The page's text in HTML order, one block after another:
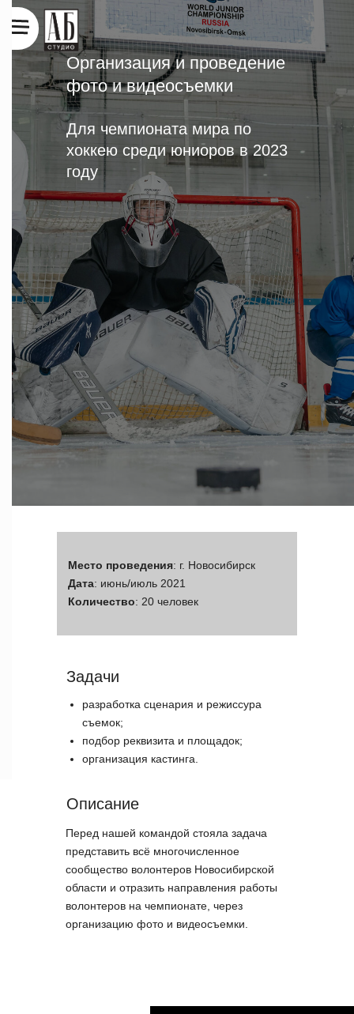
Организация и проведение
фото и видеосъемки
Для чемпионата мира по
хоккею среди юниоров в 2023
году
Место проведения: г. Новосибирск
Дата: июнь/июль 2021
Количество: 20 человек
разработка сценария и режиссура
съемок;
подбор реквизита и площадок;
организация кастинга.
Задачи
Перед нашей командой стояла задача
представить всё многочисленное
сообщество волонтеров Новосибирской
области и отразить направления работы
волонтеров на чемпионате, через
организацию фото и видеосъемки.
Описание